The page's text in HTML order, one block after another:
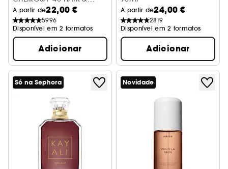
BODY FRAGRANCE MIST
A partir de22,00 €
5996
Disponível em 2 formatos
Adicionar
A partir de24,00 €
2819
Disponível em 2 formatos
Adicionar
Só na Sephora Novidade